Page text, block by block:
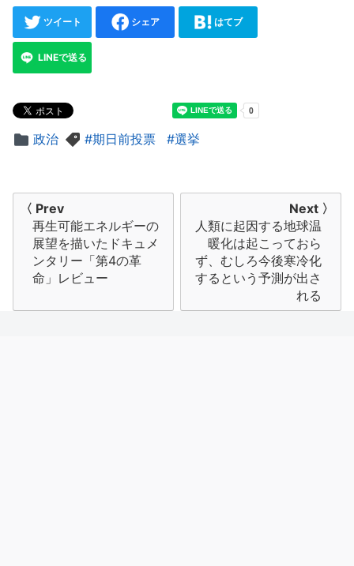
ツイート シェア はてブ
LINEで送る
政治 期日前投票 選挙
〈 Prev
再生可能エネルギーの
展望を描いたドキュメ
ンタリー「第4の革
命」レビュー
Next 〉
人類に起因する地球温
暖化は起こっておら
ず、むしろ今後寒冷化
するという予測が出さ
れる